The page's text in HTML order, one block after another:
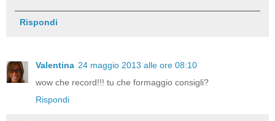
Rispondi
Valentina 24 maggio 2013 alle ore 08:10
wow che record!!! tu che formaggio consigli?
Rispondi